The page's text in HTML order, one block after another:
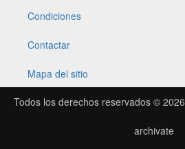
Condiciones
Contactar
Mapa del sitio
Todos los derechos reservados © 2026
archivate